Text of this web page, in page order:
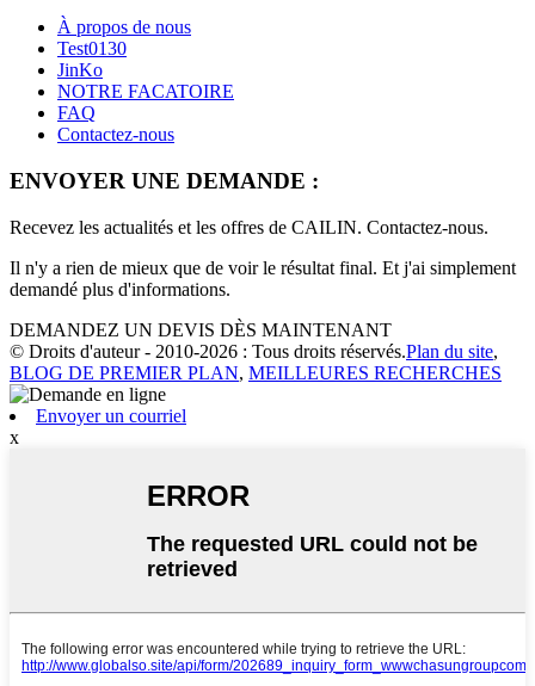
À propos de nous
Test0130
JinKo
NOTRE FACATOIRE
FAQ
Contactez-nous
ENVOYER UNE DEMANDE :
Recevez les actualités et les offres de CAILIN. Contactez-nous.
Il n'y a rien de mieux que de voir le résultat final. Et j'ai simplement
demandé plus d'informations.
DEMANDEZ UN DEVIS DÈS MAINTENANT
© Droits d'auteur - 2010-2026 : Tous droits réservés.Plan du site,
BLOG DE PREMIER PLAN, MEILLEURES RECHERCHES
Envoyer un courriel
x